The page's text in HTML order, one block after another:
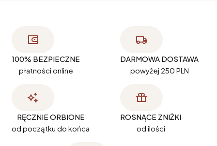
100% BEZPIECZNE
płatności online
DARMOWA DOSTAWA
powyżej 250 PLN
RĘCZNIE ORBIONE
od początku do końca
ROSNĄCE ZNIŻKI
od ilości